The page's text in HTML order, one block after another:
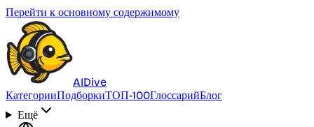
Перейти к основному содержимому
AIDive
КатегорииПодборкиТОП-100ГлоссарийБлог
Ещё